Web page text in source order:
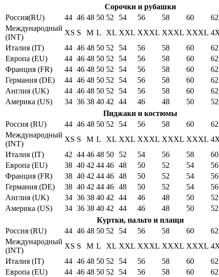
Сорочки и рубашки
Россия(RU)
44 46 48 50 52 54 56 58 60
62
Международный
(INT)
XS S M L XL XXL XXXL XXXL XXXL
Италия (IT)
44 46 48 50 52 54 56 58 60
62
Европа (EU)
44 46 48 50 52 54 56 58 60
62
Франция (FR)
44 46 48 50 52 54 56 58 60
62
Германия (DE)
44 46 48 50 52 54 56 58 60
62
Англия (UK)
44 46 48 50 52 54 56 58 60
62
Америка (US)
34 36 38 40 42 44 46 48 50
52
Пиджаки и костюмы
Россия (RU)
44 46 48 50 52 54 56 58 60
62
Международный
(INT)
XS S M L XL XXL XXXL XXXL XXXL
Италия (IT)
42 44 46 48 50 52 54 56 58
60
Европа (EU)
38 40 42 44 46 48 50 52 54
56
Франция (FR)
38 40 42 44 46 48 50 52 54
56
Германия (DE)
38 40 42 44 46 48 50 52 54
56
Англия (UK)
34 36 38 40 42 44 46 48 50
52
Америка (US)
34 36 38 40 42 44 46 48 50
52
Куртки, пальто и плащи
Россия (RU)
44 46 48 50 52 54 56 58 60
62
Международный
(INT)
XS S M L XL XXL XXXL XXXL XXXL
Италия (IT)
44 46 48 50 52 54 56 58 60
62
Европа (EU)
44 46 48 50 52 54 56 58 60
62